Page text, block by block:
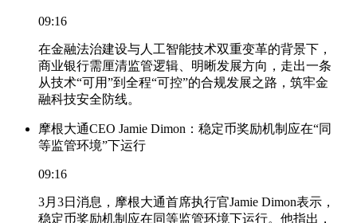
09:16
在金融法治建设与人工智能技术双重变革的背景下，
商业银行需厘清监管逻辑、明晰发展方向，走出一条
从技术“可用”到全程“可控”的合规发展之路，筑牢金
融科技安全防线。
摩根大通CEO Jamie Dimon：稳定币奖励机制应在“同
等监管环境”下运行
09:16
3月3日消息，摩根大通首席执行官Jamie Dimon表示，
稳定币奖励机制应在同等监管环境下运行。他指出，